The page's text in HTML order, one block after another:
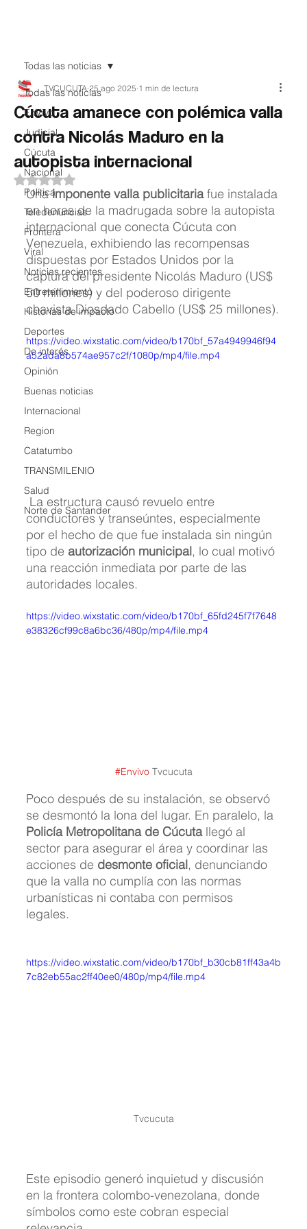
Todas las noticias
EnVivo
Judicial
Cúcuta
Nacional
Política
Teledenuncias
Frontera
Viral
Noticias recientes
Entretenimiento
Historias de impacto
Deportes
De interés
Opinión
Buenas noticias
Internacional
Region
Catatumbo
TRANSMILENIO
Salud
Norte de Santander
Todas las noticias
Cúcuta amanece con polémica valla
contra Nicolás Maduro en la
autopista internacional
TVCUCUTA 25 ago 2025 1 min de lectura
Obtuvo NaN de 5 estrellas.
Una imponente valla publicitaria fue instalada
en horas de la madrugada sobre la autopista
internacional que conecta Cúcuta con
Venezuela, exhibiendo las recompensas
dispuestas por Estados Unidos por la
captura del presidente Nicolás Maduro (US$
50 millones) y del poderoso dirigente
chavista Diosdado Cabello (US$ 25 millones).
https://video.wixstatic.com/video/b170bf_57a4949946f94
a52ada8b574ae957c2f/1080p/mp4/file.mp4
conductores y transeúntes, especialmente
por el hecho de que fue instalada sin ningún
tipo de autorización municipal, lo cual motivó
una reacción inmediata por parte de las
autoridades locales.
https://video.wixstatic.com/video/b170bf_65fd245f7f7648
e38326cf99c8a6bc36/480p/mp4/file.mp4
#Envivo Tvcucuta
Poco después de su instalación, se observó
se desmontó la lona del lugar. En paralelo, la
Policía Metropolitana de Cúcuta llegó al
sector para asegurar el área y coordinar las
acciones de desmonte oficial, denunciando
que la valla no cumplía con las normas
urbanísticas ni contaba con permisos
legales.
https://video.wixstatic.com/video/b170bf_b30cb81ff43a4b
7c82eb55ac2ff40ee0/480p/mp4/file.mp4
Tvcucuta
Este episodio generó inquietud y discusión
en la frontera colombo-venezolana, donde
símbolos como este cobran especial